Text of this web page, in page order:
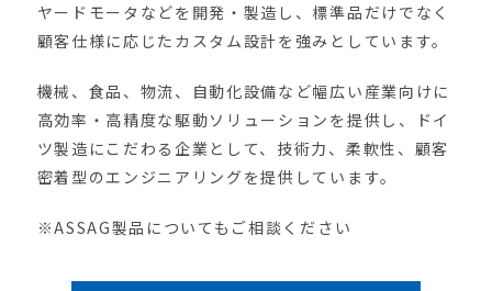
ヤードモータなどを開発・製造し、標準品だけでなく
顧客仕様に応じたカスタム設計を強みとしています。
機械、食品、物流、自動化設備など幅広い産業向けに
高効率・高精度な駆動ソリューションを提供し、ドイ
ツ製造にこだわる企業として、技術力、柔軟性、顧客
密着型のエンジニアリングを提供しています。
※ASSAG製品についてもご相談ください